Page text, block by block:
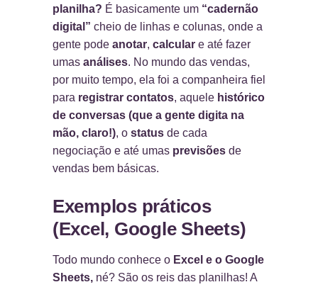
planilha? É basicamente um “cadernão
digital” cheio de linhas e colunas, onde a
gente pode anotar, calcular e até fazer
umas análises. No mundo das vendas,
por muito tempo, ela foi a companheira fiel
para registrar contatos, aquele histórico
de conversas (que a gente digita na
mão, claro!), o status de cada
negociação e até umas previsões de
vendas bem básicas.
Exemplos práticos
(Excel, Google Sheets)
Todo mundo conhece o Excel e o Google
Sheets, né? São os reis das planilhas! A